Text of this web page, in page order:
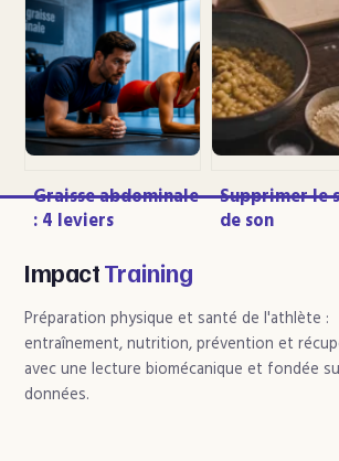
bien démarrer la
journée
précis pour un
dosage
Graisse abdominale
: 4 leviers
nutritionnels pour
déstocker
durablement
Supprimer le
de son
sevrage sans
frustration
ImpactTraining
Préparation physique et santé de l'athlète :
entraînement, nutrition, prévention et
avec une lecture biomécanique et fondée
données.